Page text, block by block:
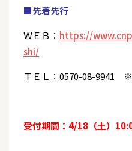
■先着先行
ＷＥＢ： https://
shi/
ＴＥＬ：0570-08-9941
受付期間：4/18（土）